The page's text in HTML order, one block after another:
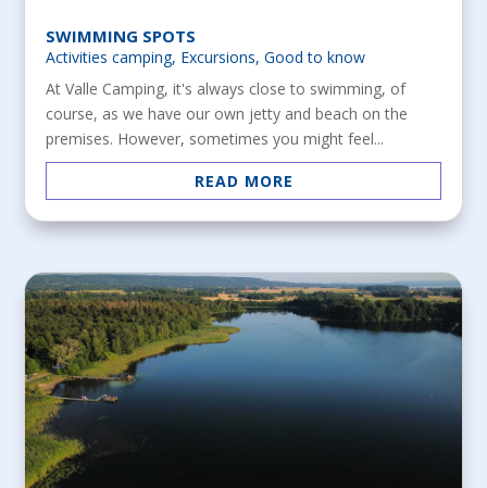
SWIMMING SPOTS
Activities camping, Excursions,Good to know
At Valle Camping, it's always close to swimming, of
course, as we have our own jetty and beach on the
premises. However, sometimes you might feel...
READ MORE